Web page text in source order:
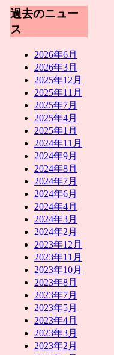
過去のニュー
ス
2026年6月
2026年3月
2025年12月
2025年11月
2025年7月
2025年4月
2025年1月
2024年11月
2024年9月
2024年8月
2024年7月
2024年6月
2024年4月
2024年3月
2024年2月
2023年12月
2023年11月
2023年10月
2023年8月
2023年7月
2023年5月
2023年4月
2023年3月
2023年2月